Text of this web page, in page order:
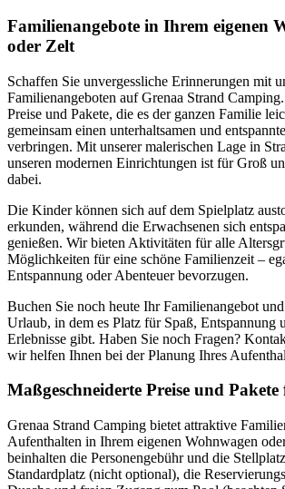
Familienangebote in Ihrem eigenen
oder Zelt
Schaffen Sie unvergessliche Erinnerungen mit
Familienangeboten auf Grenaa Strand
Preise und Pakete, die es der ganzen Familie
gemeinsam einen unterhaltsamen und
verbringen. Mit unserer malerischen Lage in
unseren modernen Einrichtungen ist für Groß
dabei.
Die Kinder können sich auf dem Spielplatz
erkunden, während die Erwachsenen sich
genießen. Wir bieten Aktivitäten für alle
Möglichkeiten für eine schöne Familienzeit –
Entspannung oder Abenteuer bevorzugen.
Buchen Sie noch heute Ihr Familienangebot
Urlaub, in dem es Platz für Spaß, Entspannung
Erlebnisse gibt. Haben Sie noch Fragen?
wir helfen Ihnen bei der Planung Ihres
Maßgeschneiderte Preise und
Grenaa Strand Camping bietet attraktive
Aufenthalten in Ihrem eigenen Wohnwagen
beinhalten die Personengebühr und die
Standardplatz (nicht optional), die